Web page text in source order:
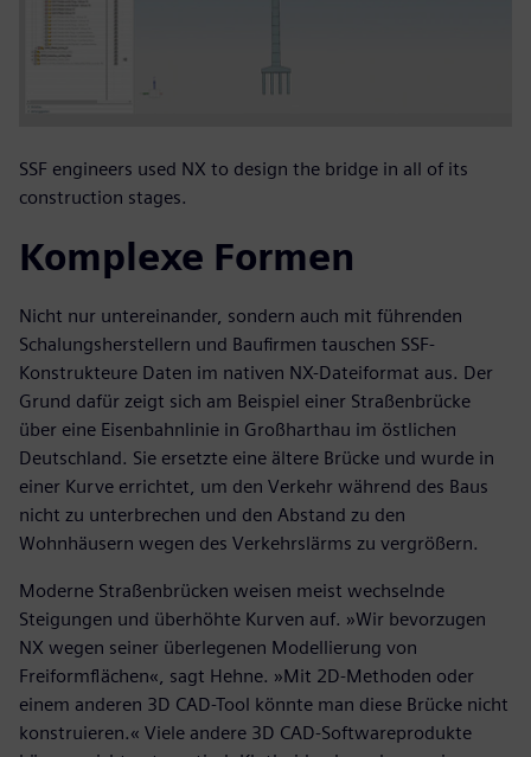
SSF engineers used NX to design the bridge in all of its
construction stages.
Komplexe Formen
Nicht nur untereinander, sondern auch mit führenden
Schalungsherstellern und Baufirmen tauschen SSF-
Konstrukteure Daten im nativen NX-Dateiformat aus. Der
Grund dafür zeigt sich am Beispiel einer Straßenbrücke
über eine Eisenbahnlinie in Großharthau im östlichen
Deutschland. Sie ersetzte eine ältere Brücke und wurde in
einer Kurve errichtet, um den Verkehr während des Baus
nicht zu unterbrechen und den Abstand zu den
Wohnhäusern wegen des Verkehrslärms zu vergrößern.
Moderne Straßenbrücken weisen meist wechselnde
Steigungen und überhöhte Kurven auf. »Wir bevorzugen
NX wegen seiner überlegenen Modellierung von
Freiformflächen«, sagt Hehne. »Mit 2D-Methoden oder
einem anderen 3D CAD-Tool könnte man diese Brücke nicht
konstruieren.« Viele andere 3D CAD-Softwareprodukte